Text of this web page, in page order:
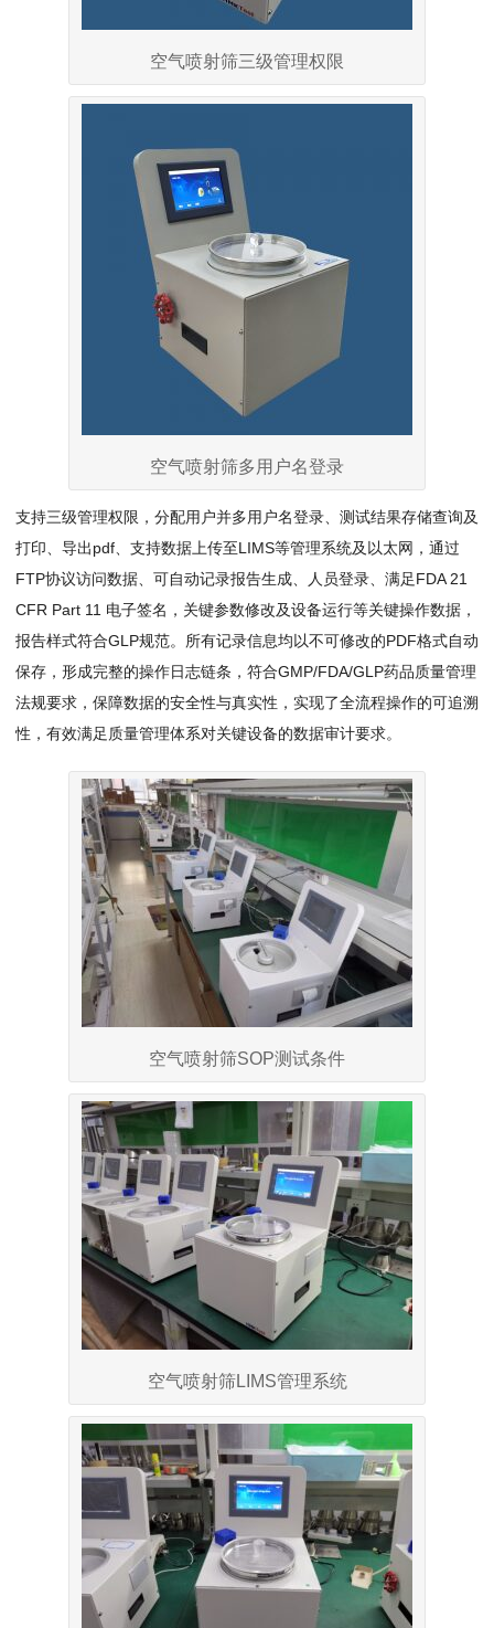
空气喷射筛三级管理权限
空气喷射筛多用户名登录
支持三级管理权限，分配用户并多用户名登录、测试结果存储查询及
打印、导出pdf、支持数据上传至LIMS等管理系统及以太网，通过
FTP协议访问数据、可自动记录报告生成、人员登录、满足‌FDA 21
CFR Part 11‌ 电子签名，关键参数修改及设备运行等关键操作数据，
报告样式符合GLP规范。所有记录信息均以不可修改的PDF格式自动
保存，形成完整的操作日志链条，符合GMP/FDA/GLP药品质量管理
法规要求，保障数据的安全性与真实性，实现了全流程操作的可追溯
性，有效满足质量管理体系对关键设备的数据审计要求。
空气喷射筛SOP测试条件
空气喷射筛LIMS管理系统